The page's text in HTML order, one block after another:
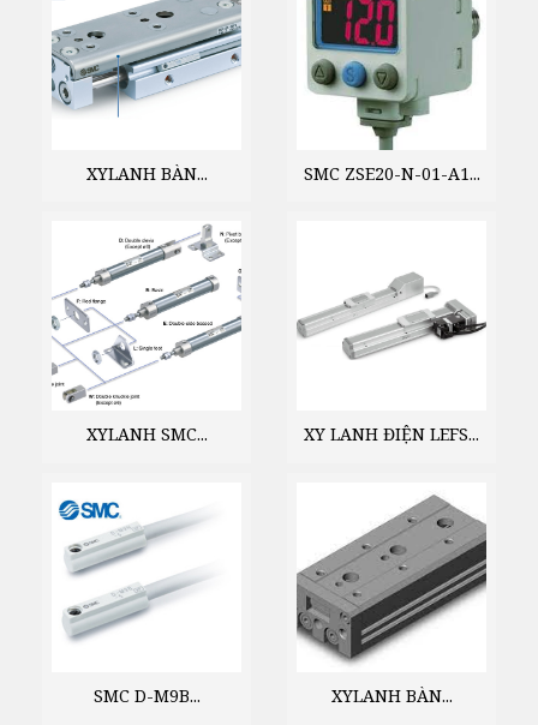
XYLANH BÀN... SMC ZSE20-N-01-A1...
XYLANH SMC... XY LANH ĐIỆN LEFS...
SMC D-M9B... XYLANH BÀN...